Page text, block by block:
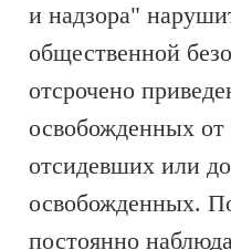
и надзора"
общественной
отсрочено
освобожденных от
отсидевших или
освобожденных.
постоянно